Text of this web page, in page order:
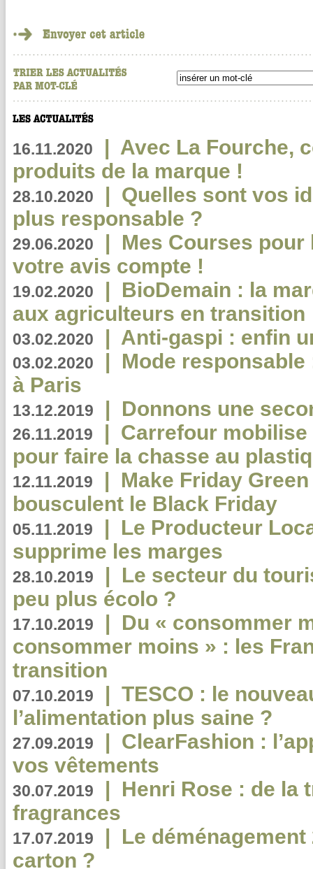
16.11.2020 | Avec La Fourche,
produits de la marque !
28.10.2020 | Quelles sont vos
plus responsable ?
29.06.2020 | Mes Courses pour
votre avis compte !
19.02.2020 | BioDemain : la
aux agriculteurs en transition
03.02.2020 | Anti-gaspi : enfin
03.02.2020 | Mode
à Paris
13.12.2019 | Donnons une
26.11.2019 | Carrefour
pour faire la chasse au
12.11.2019 | Make Friday
bousculent le Black Friday
05.11.2019 | Le Producteur
supprime les marges
28.10.2019 | Le secteur du
peu plus écolo ?
17.10.2019 | Du « consommer
consommer moins » : les
transition
07.10.2019 | TESCO : le
l’alimentation plus saine ?
27.09.2019 | ClearFashion :
vos vêtements
30.07.2019 | Henri Rose : de la
fragrances
17.07.2019 | Le
carton ?